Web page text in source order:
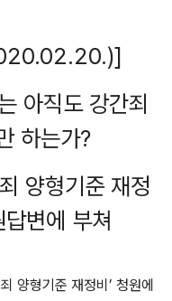
아직도 강간죄
하는가?
양형기준 재정
답변에 부쳐
양형기준 재정비’ 청원에